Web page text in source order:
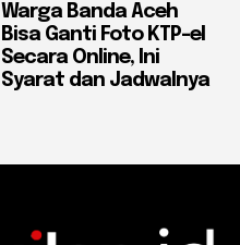
Warga Banda Aceh
Bisa Ganti Foto KTP-el
Secara Online, Ini
Syarat dan Jadwalnya